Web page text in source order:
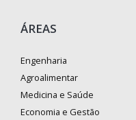
ÁREAS
Engenharia
Agroalimentar
Medicina e Saúde
Economia e Gestão